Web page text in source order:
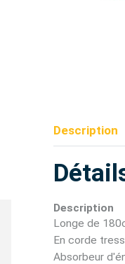
Description
Description
Longe de
En corde
Absorbeur